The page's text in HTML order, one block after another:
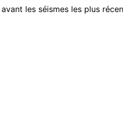
les séismes les plus